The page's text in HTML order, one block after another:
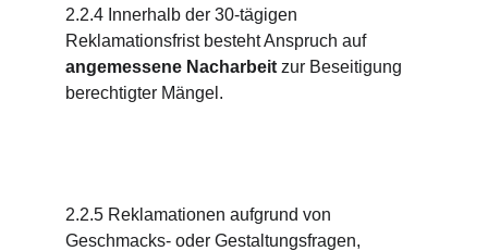
2.2.4 Innerhalb der 30-tägigen
Reklamationsfrist besteht Anspruch auf
angemessene Nacharbeit zur Beseitigung
berechtigter Mängel.
2.2.5 Reklamationen aufgrund von
Geschmacks- oder Gestaltungsfragen,